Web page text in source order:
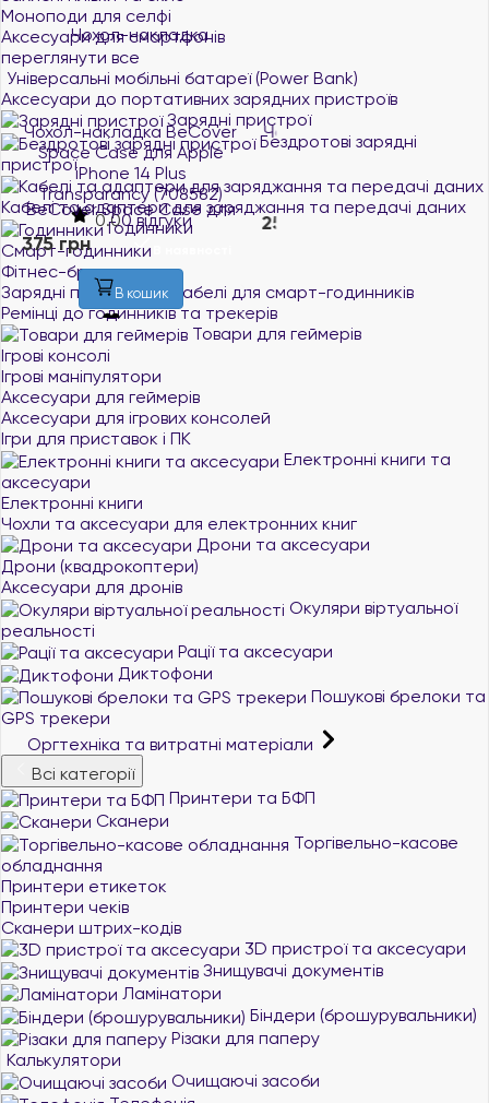
Моноподи для селфі
Аксесуари для смартфонів
переглянути все
Універсальні мобільні батареї (Power Bank)
Аксесуари до портативних зарядних пристроїв
Зарядні пристрої
Бездротові зарядні
пристрої
Кабелі та адаптери для заряджання та передачі даних
Годинники
Смарт-годинники
Фітнес-браслети
Зарядні пристрої та кабелі для смарт-годинників
Ремінці до годинників та трекерів
Товари для геймерів
Ігрові консолі
Ігрові маніпулятори
Аксесуари для геймерів
Аксесуари для ігрових консолей
Ігри для приставок і ПК
Електронні книги та
аксесуари
Електронні книги
Чохли та аксесуари для електронних книг
Дрони та аксесуари
Дрони (квадрокоптери)
Аксесуари для дронів
Окуляри віртуальної
реальності
Рації та аксесуари
Диктофони
Пошукові брелоки та
GPS трекери
Оргтехніка та витратні матеріали
Всі категорії
Принтери та БФП
Сканери
Торгівельно-касове
обладнання
Принтери етикеток
Принтери чеків
Сканери штрих-кодів
3D пристрої та аксесуари
Знищувачі документів
Ламінатори
Біндери (брошурувальники)
Різаки для паперу
Калькулятори
Очищаючі засоби
Чохол-накладка BeCover
Space Case для Apple
iPhone 14 Plus
Transparancy (708582)
0.00 відгуки
В наявності
375 грн
В кошик
Чохол-накладка BeCover
для Realme C33 Black
0.0 0 відгуки
251 грн